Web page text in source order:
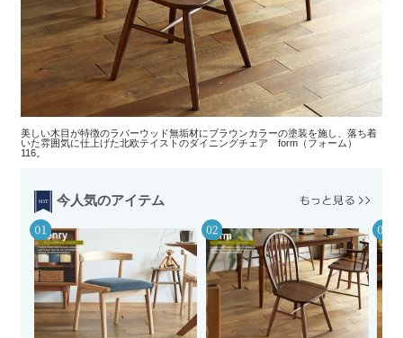
美しい木目が特徴のラバーウッド無垢材にブラウンカラーの塗装を施し、落ち着
いた雰囲気に仕上げた北欧テイストのダイニングチェア form（フォーム）
116。
今人気のアイテム